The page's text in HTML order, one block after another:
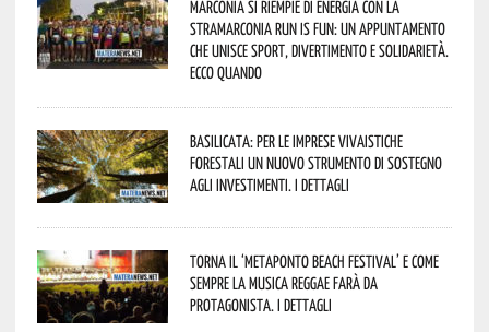
Marconia si riempie di energia con la
StraMarconia Run is Fun: un appuntamento
che unisce sport, divertimento e solidarietà.
Ecco quando
Basilicata: per le imprese vivaistiche
forestali un nuovo strumento di sostegno
agli investimenti. I dettagli
Torna il ‘Metaponto beach festival’ e come
sempre la musica reggae farà da
protagonista. I dettagli